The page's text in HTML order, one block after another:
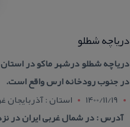
دریاچه شطلو
دریاچه شطلو درشهر ماكو در
در جنوب رودخانه ارس واقع است.
1400/11/19
استان : آذربايجان
آدرس : در شمال غربی ایران در